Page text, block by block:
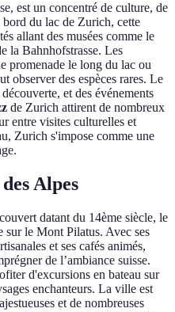
est un concentré de culture, de
du lac de Zurich, cette
allant des musées comme le
la Bahnhofstrasse. Les
promenade le long du lac ou
observer des espèces rares. Le
et des événements
de Zurich attirent de nombreux
entre visites culturelles et
Zurich s'impose comme une
Alpes
datant du 14ème siècle, le
le Mont Pilatus. Avec ses
et ses cafés animés,
de l’ambiance suisse.
d'excursions en bateau sur
enchanteurs. La ville est
et de nombreuses